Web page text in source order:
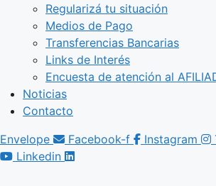
Regularizá tu situación
Medios de Pago
Transferencias Bancarias
Links de Interés
Encuesta de atención al
Noticias
Contacto
Envelope
Facebook-f Instagram
Linkedin